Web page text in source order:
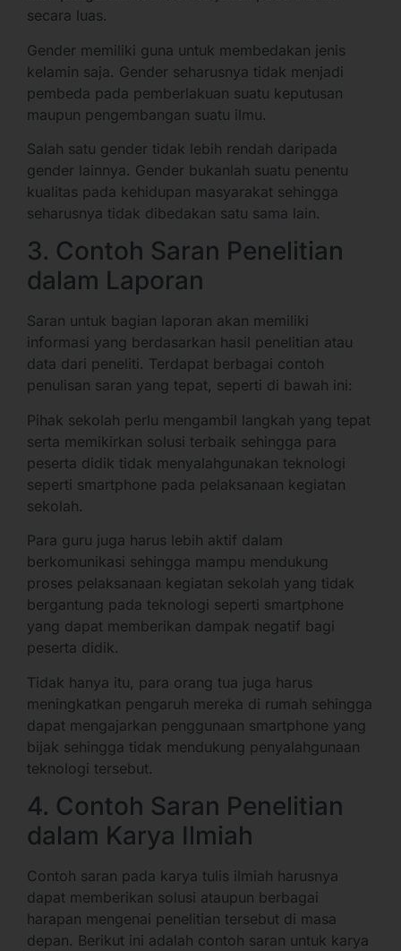
secara luas.
Gender memiliki guna untuk membedakan jenis
kelamin saja. Gender seharusnya tidak menjadi
pembeda pada pemberlakuan suatu keputusan
maupun pengembangan suatu ilmu.
Salah satu gender tidak lebih rendah daripada
gender lainnya. Gender bukanlah suatu penentu
kualitas pada kehidupan masyarakat sehingga
seharusnya tidak dibedakan satu sama lain.
3. Contoh Saran Penelitian
dalam Laporan
Saran untuk bagian laporan akan memiliki
informasi yang berdasarkan hasil penelitian atau
data dari peneliti. Terdapat berbagai contoh
penulisan saran yang tepat, seperti di bawah ini:
Pihak sekolah perlu mengambil langkah yang tepat
serta memikirkan solusi terbaik sehingga para
peserta didik tidak menyalahgunakan teknologi
seperti smartphone pada pelaksanaan kegiatan
sekolah.
Para guru juga harus lebih aktif dalam
berkomunikasi sehingga mampu mendukung
proses pelaksanaan kegiatan sekolah yang tidak
bergantung pada teknologi seperti smartphone
yang dapat memberikan dampak negatif bagi
peserta didik.
Tidak hanya itu, para orang tua juga harus
meningkatkan pengaruh mereka di rumah sehingga
dapat mengajarkan penggunaan smartphone yang
bijak sehingga tidak mendukung penyalahgunaan
teknologi tersebut.
4. Contoh Saran Penelitian
dalam Karya Ilmiah
Contoh saran pada karya tulis ilmiah harusnya
dapat memberikan solusi ataupun berbagai
harapan mengenai penelitian tersebut di masa
depan. Berikut ini adalah contoh saran untuk karya